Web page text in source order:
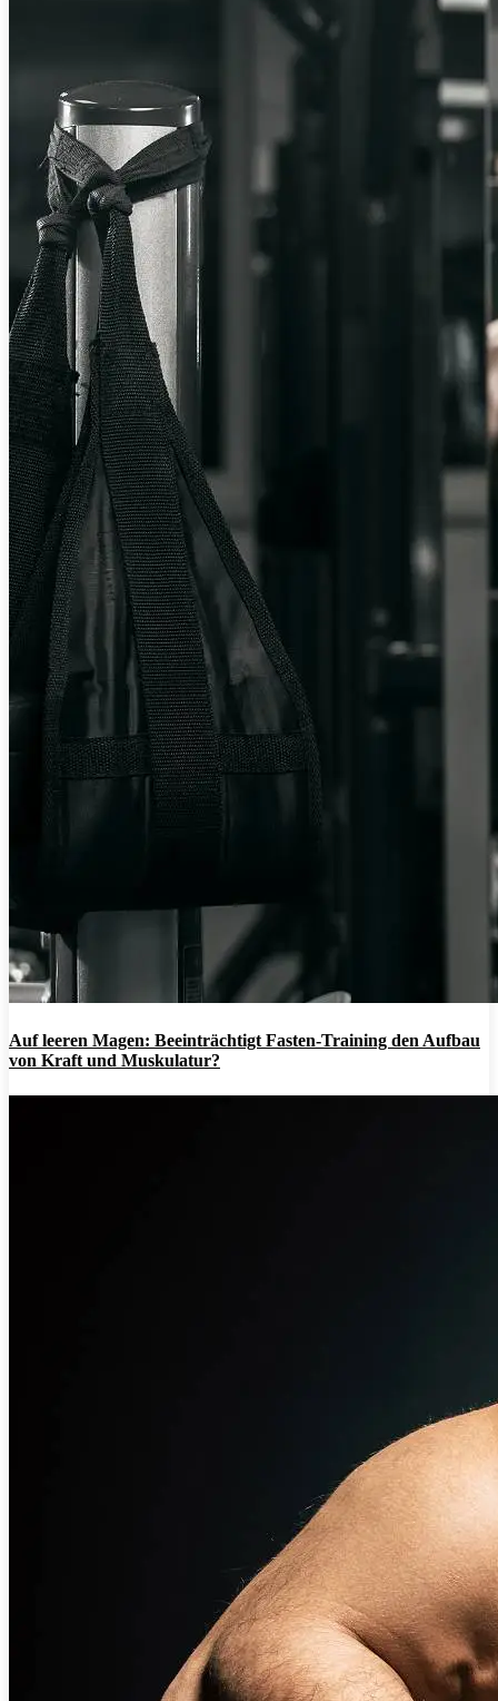
Auf leeren Magen: Beeinträchtigt Fasten-Training den Aufbau
von Kraft und Muskulatur?